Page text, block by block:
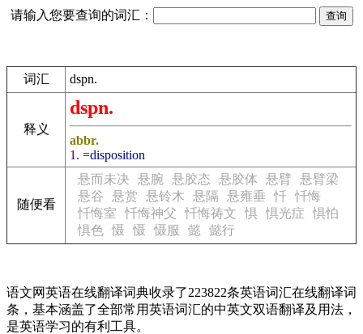
请输入您要查询的词汇：
词汇 dspn.
释义
dspn.
abbr.
1. =disposition
随便看
悬而未决 悬腕 悬胶态 悬胶体 悬臂
悬臂梁
悬谷
悬赏 悬铃木 悬隔 悬雍垂 忏 忏悔
忏悔室
忏悔神父 忏悔祷文 惧 惧光症
惧怕
惧色 慑 慑 慑服 懿 懿行
语文网英语在线翻译词典收录了223822条英语词汇在线翻译词
条，基本涵盖了全部常用英语词汇的中英文双语翻译及用法，
是英语学习的有利工具。